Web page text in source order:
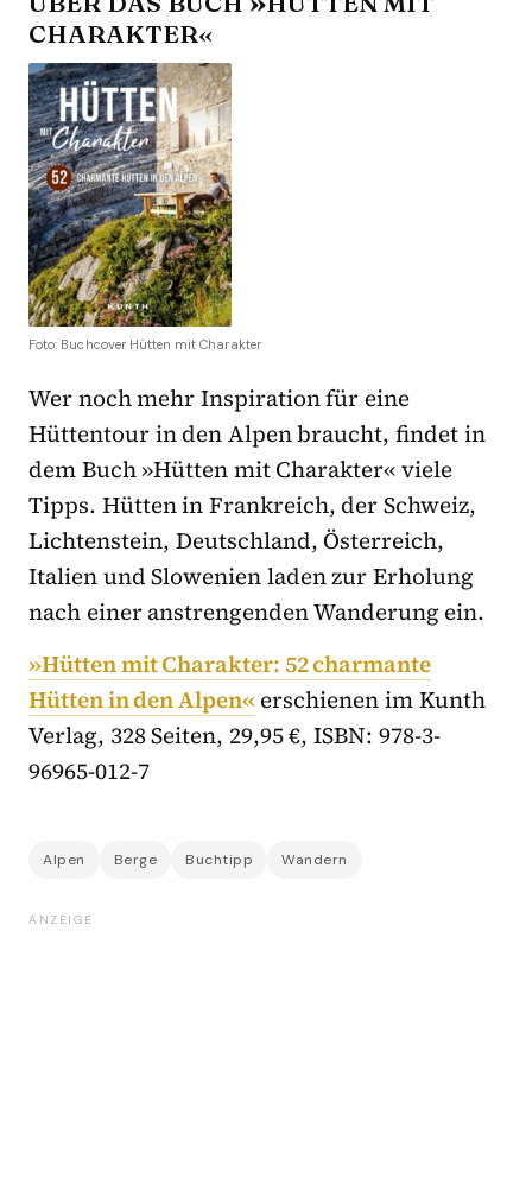
CHARAKTER«
Foto: Buchcover Hütten mit Charakter
Wer noch mehr Inspiration für eine
Hüttentour in den Alpen braucht, findet in
dem Buch »Hütten mit Charakter« viele
Tipps. Hütten in Frankreich, der Schweiz,
Lichtenstein, Deutschland, Österreich,
Italien und Slowenien laden zur Erholung
nach einer anstrengenden Wanderung ein.
»Hütten mit Charakter: 52 charmante
Hütten in den Alpen« erschienen im Kunth
Verlag, 328 Seiten, 29,95 €, ISBN: 978-3-
96965-012-7
Alpen Berge Buchtipp Wandern
ANZEIGE